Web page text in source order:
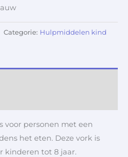
Categorie: Hulpmiddelen kind
voor personen met een
het eten. Deze vork is
kinderen tot 8 jaar.